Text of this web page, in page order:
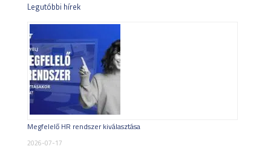
Legutóbbi hírek
Megfelelő HR rendszer kiválasztása
2026-07-17